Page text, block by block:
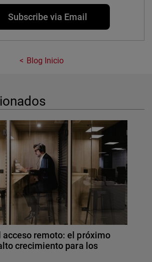
Subscribe via Email
Blog Inicio
acceso remoto: el próximo
crecimiento para los